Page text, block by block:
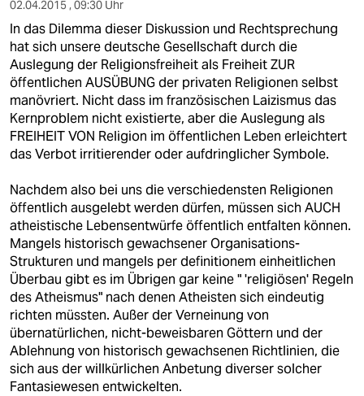
02.04.2015 , 09:30 Uhr
In das Dilemma dieser Diskussion und Rechtsprechung
hat sich unsere deutsche Gesellschaft durch die
Auslegung der Religionsfreiheit als Freiheit ZUR
öffentlichen AUSÜBUNG der privaten Religionen selbst
manövriert. Nicht dass im französischen Laizismus das
Kernproblem nicht existierte, aber die Auslegung als
FREIHEIT VON Religion im öffentlichen Leben erleichtert
das Verbot irritierender oder aufdringlicher Symbole.
Nachdem also bei uns die verschiedensten Religionen
öffentlich ausgelebt werden dürfen, müssen sich AUCH
atheistische Lebensentwürfe öffentlich entfalten können.
Mangels historisch gewachsener Organisations-
Strukturen und mangels per definitionem einheitlichen
Überbau gibt es im Übrigen gar keine " 'religiösen' Regeln
des Atheismus" nach denen Atheisten sich eindeutig
richten müssten. Außer der Verneinung von
übernatürlichen, nicht-beweisbaren Göttern und der
Ablehnung von historisch gewachsenen Richtlinien, die
sich aus der willkürlichen Anbetung diverser solcher
Fantasiewesen entwickelten.